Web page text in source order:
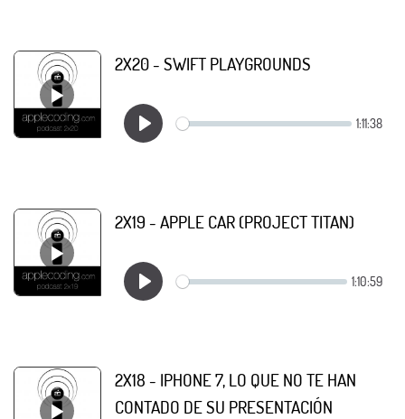
2X20 - SWIFT PLAYGROUNDS
2X19 - APPLE CAR (PROJECT TITAN)
2X18 - IPHONE 7, LO QUE NO TE HAN
CONTADO DE SU PRESENTACIÓN